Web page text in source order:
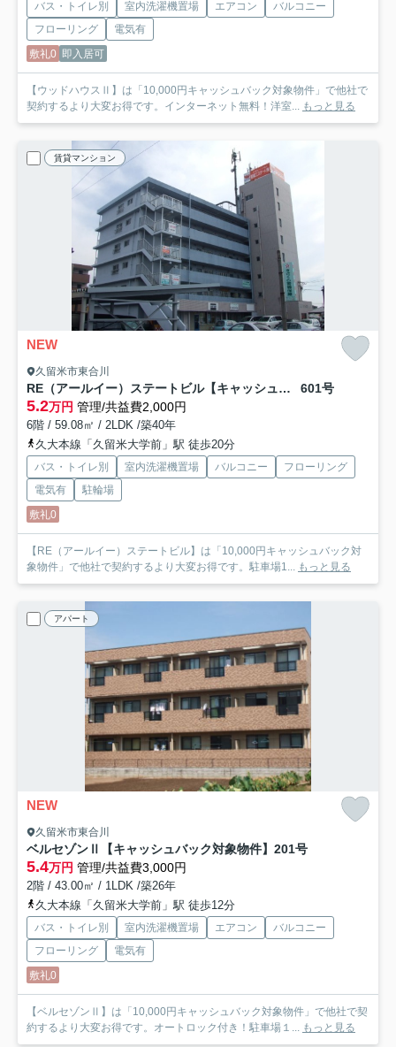
バス・トイレ別 室内洗濯機置場 エアコン
バルコニー
フローリング
電気有
敷礼0 即入居可
【ウッドハウスⅡ】は「10,000円キャッシュバック対象物件」で他社で
契約するより大変お得です。インターネット無料！洋室...
もっと見る
賃貸マンション
NEW
久留米市東合川
RE（アールイー）ステートビル【キャッシュバック対象物件】 601号
5.2万円 管理/共益費2,000円
6階 / 59.08㎡ / 2LDK /築40年
久大本線「久留米大学前」駅 徒歩20分
バス・トイレ別 室内洗濯機置場 バルコニー
フローリング
電気有
駐輪場
敷礼0
【RE（アールイー）ステートビル】は「10,000円キャッシュバック対
象物件」で他社で契約するより大変お得です。駐車場1...
もっと見る
アパート
NEW
久留米市東合川
ベルセゾンⅡ【キャッシュバック対象物件】 201号
5.4万円 管理/共益費3,000円
2階 / 43.00㎡ / 1LDK /築26年
久大本線「久留米大学前」駅 徒歩12分
バス・トイレ別 室内洗濯機置場 エアコン
バルコニー
フローリング
電気有
敷礼0
【ベルセゾンⅡ】は「10,000円キャッシュバック対象物件」で他社で契
約するより大変お得です。オートロック付き！駐車場１...
もっと見る